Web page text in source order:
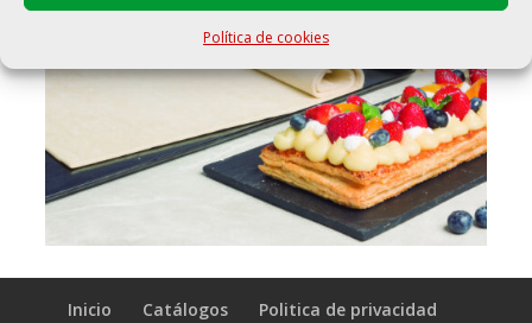
Política de cookies
Inicio Catálogos Politica de privacidad